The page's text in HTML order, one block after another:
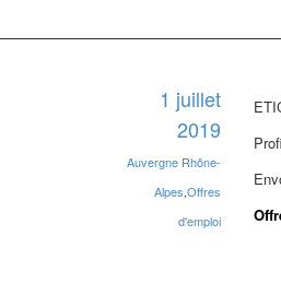
1 juillet
2019
Auvergne Rhône-
Alpes,Offres
d'emploi